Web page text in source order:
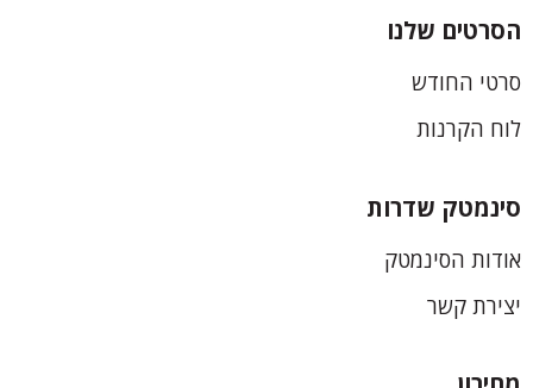
תחתונה
הסרטים שלנו
סרטי החודש
לוח הקרנות
סינמטק שדרות
אודות הסינמטק
יצירת קשר